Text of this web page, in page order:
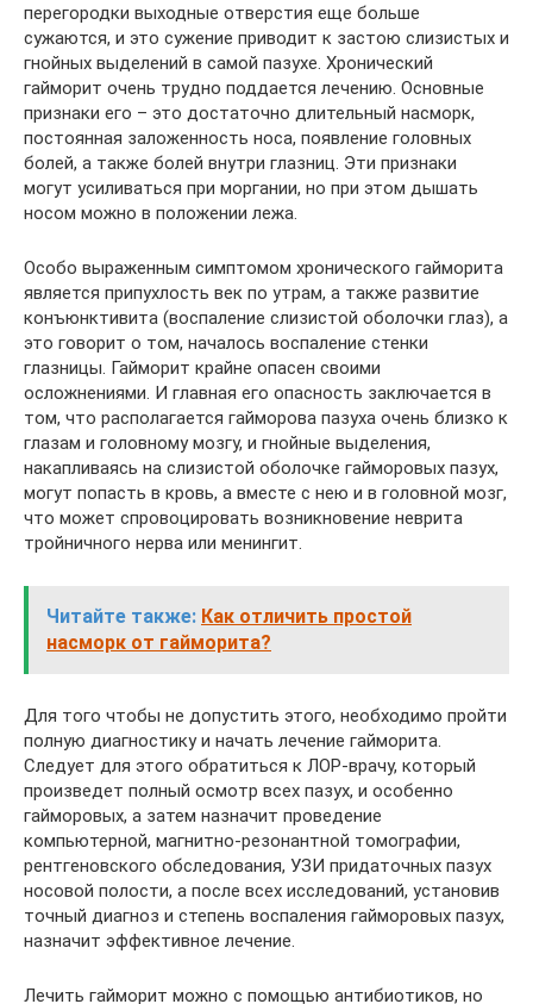
перегородки выходные отверстия еще больше
сужаются, и это сужение приводит к застою слизистых и
гнойных выделений в самой пазухе. Хронический
гайморит очень трудно поддается лечению. Основные
признаки его – это достаточно длительный насморк,
постоянная заложенность носа, появление головных
болей, а также болей внутри глазниц. Эти признаки
могут усиливаться при моргании, но при этом дышать
носом можно в положении лежа.
Особо выраженным симптомом хронического гайморита
является припухлость век по утрам, а также развитие
конъюнктивита (воспаление слизистой оболочки глаз), а
это говорит о том, началось воспаление стенки
глазницы. Гайморит крайне опасен своими
осложнениями. И главная его опасность заключается в
том, что располагается гайморова пазуха очень близко к
глазам и головному мозгу, и гнойные выделения,
накапливаясь на слизистой оболочке гайморовых пазух,
могут попасть в кровь, а вместе с нею и в головной мозг,
что может спровоцировать возникновение неврита
тройничного нерва или менингит.
Читайте также: Как отличить простой
насморк от гайморита?
Для того чтобы не допустить этого, необходимо пройти
полную диагностику и начать лечение гайморита.
Следует для этого обратиться к ЛОР-врачу, который
произведет полный осмотр всех пазух, и особенно
гайморовых, а затем назначит проведение
компьютерной, магнитно-резонантной томографии,
рентгеновского обследования, УЗИ придаточных пазух
носовой полости, а после всех исследований, установив
точный диагноз и степень воспаления гайморовых пазух,
назначит эффективное лечение.
Лечить гайморит можно с помощью антибиотиков, но